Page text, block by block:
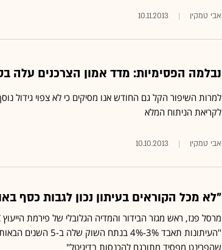
אבי טמקין 10.11.2013
נבלמה הפסימיות: מדד אמון הצרכנים עלה בספטמבר
למרות השיפור הקל גם החודש אנו מסיקים כי לא צפוי גידול נוסף
לקריאת הניתוח המלא
אבי טמקין 10.10.2013
"לא מכל הקוראים בעיתון נכון לגבות כסף
"העיתונות תאבד 3%-4%
שהפרינט מפסיד מתורגם להכנסות בדיגיטל"